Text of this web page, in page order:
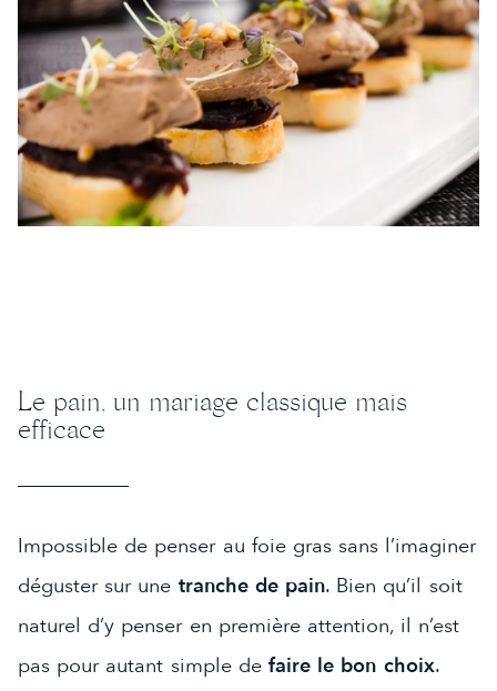
Le pain, un mariage classique mais
efficace
Impossible de penser au foie gras sans l’imaginer
déguster sur une tranche de pain. Bien qu’il soit
naturel d’y penser en première attention, il n’est
pas pour autant simple de faire le bon choix.